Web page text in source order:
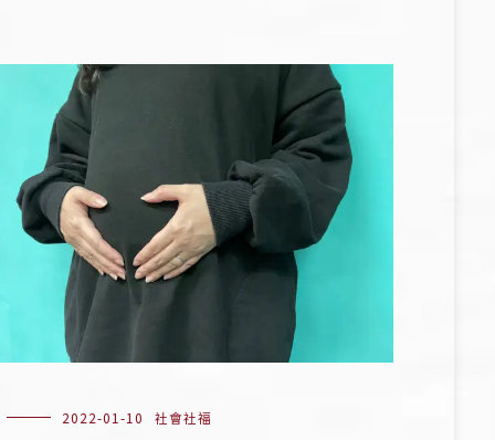
2022-01-10 社會社福